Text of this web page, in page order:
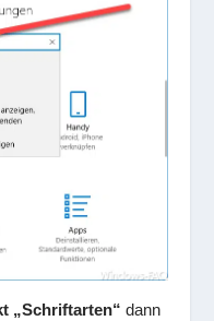
„Schriftarten“ dann